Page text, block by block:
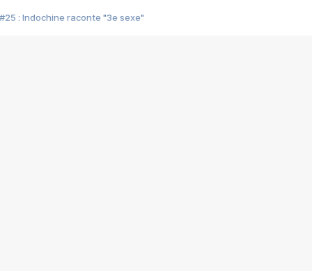
#25 : Indochine raconte "3e sexe"